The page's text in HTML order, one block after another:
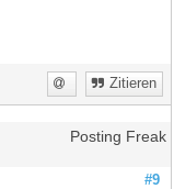
Zitieren
Posting Freak
#9